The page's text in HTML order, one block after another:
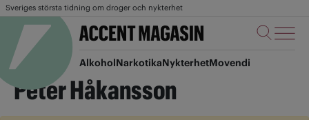
Sveriges största tidning om droger och nykterhet
AlkoholNarkotikaNykterhetMovendi
Peter Håkansson